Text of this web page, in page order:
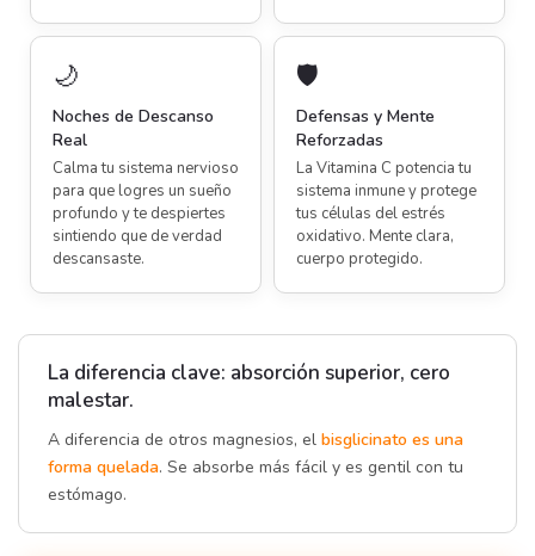
🌙
Noches de Descanso
Real
Calma tu sistema nervioso
para que logres un sueño
profundo y te despiertes
sintiendo que de verdad
descansaste.
🛡
Defensas y Mente
Reforzadas
La Vitamina C potencia tu
sistema inmune y protege
tus células del estrés
oxidativo. Mente clara,
cuerpo protegido.
La diferencia clave: absorción superior, cero
malestar.
A diferencia de otros magnesios, el bisglicinato es una
forma quelada. Se absorbe más fácil y es gentil con tu
estómago.